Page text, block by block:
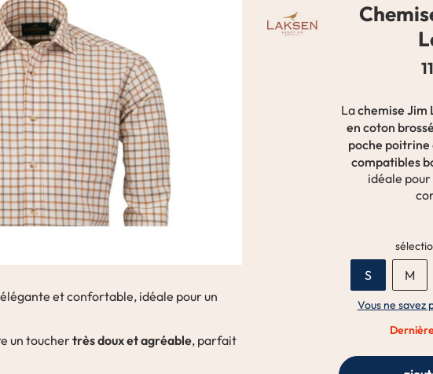
et confortable, idéale pour un
un touchertrès doux et agréable, parfait
Lachemise Jim
en coton
poche poitrine
compatibles
idéale
S M
Vous ne savez